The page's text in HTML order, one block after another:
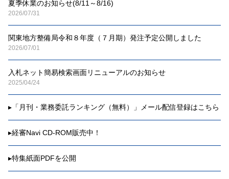
夏季休業のお知らせ(8/11～8/16)
2026/07/31
関東地方整備局令和８年度（７月期）発注予定公開しました
2026/07/01
入札ネット簡易検索画面リニューアルのお知らせ
2025/04/24
▸ 「月刊・業務委託ランキング（無料）」メール配信登録はこちら
▸経審Navi CD-ROM販売中！
▸特集紙面PDFを公開